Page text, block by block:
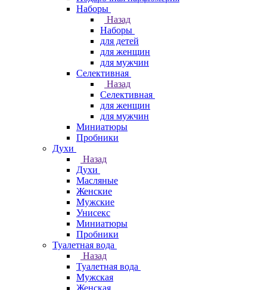
Наборы
Назад
Наборы
для детей
для женщин
для мужчин
Селективная
Назад
Селективная
для женщин
для мужчин
Миниатюры
Пробники
Духи
Назад
Духи
Масляные
Женские
Мужские
Унисекс
Миниатюры
Пробники
Туалетная вода
Назад
Туалетная вода
Мужская
Женская